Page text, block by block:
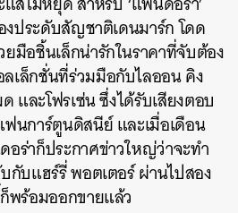
งประดับสัญชาติเดนมาร์ก โดด
ยมือชิ้นเล็กน่ารักในราคาที่จับต้อง
เล็กชั่นที่ร่วมมือกับไลออน คิง
และโฟรเซ่น ซึ่งได้รับเสียงตอบ
นการ์ตูนดิสนีย์ และเมื่อเดือน
ร่าก็ประกาศข่าวใหญ่ว่าจะทำ
กับแฮร์รี่ พอตเตอร์ ผ่านไปสอง
พร้อมออกขายแล้ว